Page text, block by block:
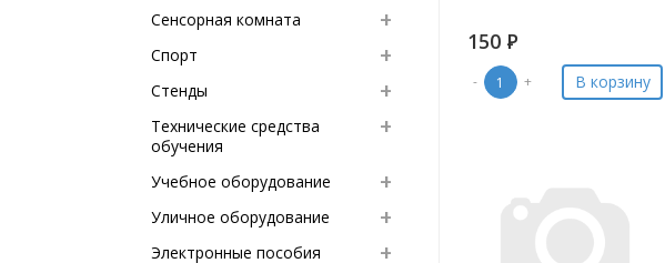
Сенсорная комната
Спорт
Стенды
Технические средства
обучения
Учебное оборудование
Уличное оборудование
Электронные пособия
150 Р
- + В корзину